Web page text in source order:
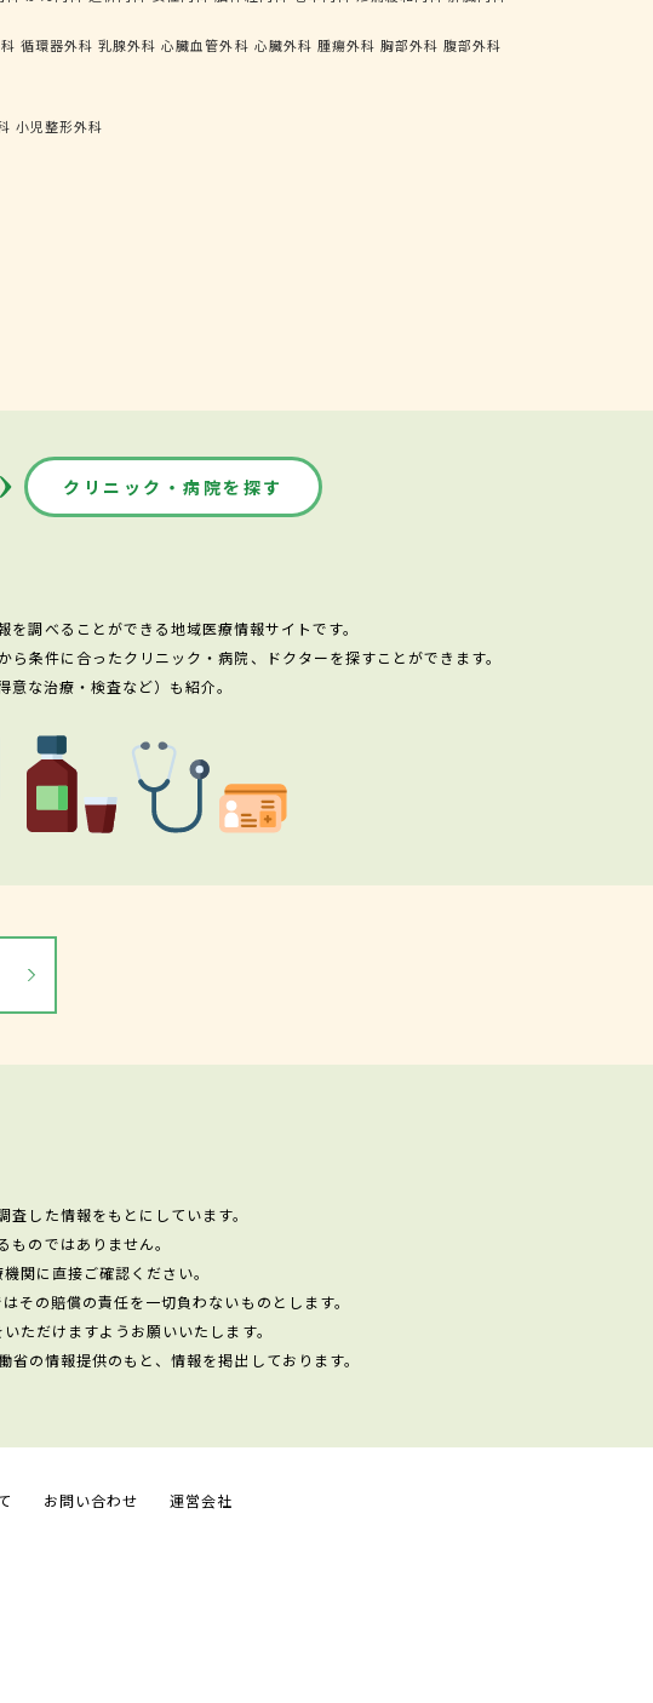
循環器外科 乳腺外科 心臓血管外科 心臓外科 腫瘍外科 胸部外科 腹部外科
小児整形外科
クリニック・病院を探す
調べることができる地域医療情報サイトです。
条件に合ったクリニック・病院、ドクターを探すことができます。
な治療・検査など）も紹介。
した情報をもとにしています。
のではありません。
関に直接ご確認ください。
その賠償の責任を一切負わないものとします。
ただけますようお願いいたします。
の情報提供のもと、情報を掲出しております。
お問い合わせ 運営会社